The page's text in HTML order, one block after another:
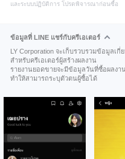
และระบบปฏิบัติการ โปรดพิจารณาก่อนซื้อ
ข้อมูลที่ LINE แชร์กับครีเอเตอร์
LY Corporation จะเก็บรวบรวมข้อมูลเ
สำหรับครีเอเตอร์ผู้สร้างผลงาน
รายงานยอดขายจะมีข้อมูลวันที่ซื้อผลง
ทำให้สามารถระบุตัวตนผู้ซื้อได้